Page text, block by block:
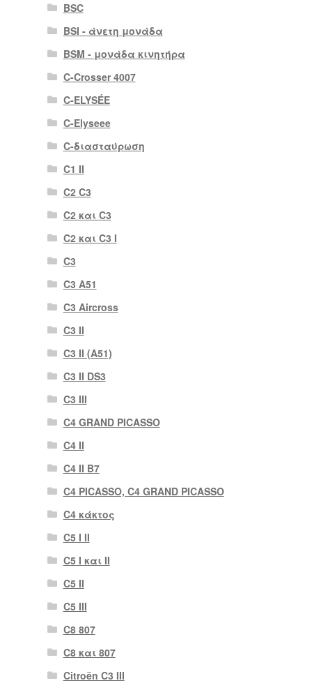
BSC
BSI - άνετη μονάδα
BSM - μονάδα κινητήρα
C-Crosser 4007
C-ELYSÉE
C-Elyseee
C-διασταύρωση
C1 II
C2 C3
C2 και C3
C2 και C3 I
C3
C3 A51
C3 Aircross
C3 II
C3 II (A51)
C3 II DS3
C3 III
C4 GRAND PICASSO
C4 II
C4 II B7
C4 PICASSO, C4 GRAND PICASSO
C4 κάκτος
C5 I II
C5 I και II
C5 II
C5 III
C8 807
C8 και 807
Citroën C3 III